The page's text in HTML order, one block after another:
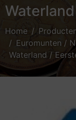
Home
Euromunten /
Waterland /